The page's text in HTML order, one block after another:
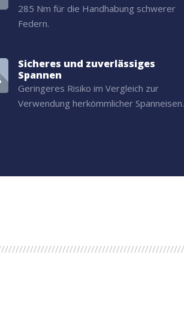
285 Nm für die Handhabung schwerer
Federn.
Sicheres und zuverlässiges
Spannen
Geringeres Risiko im Vergleich zur
Verwendung herkömmlicher Spanneisen.